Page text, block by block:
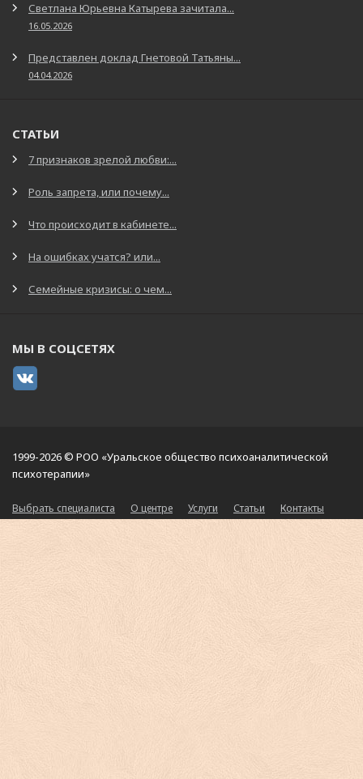
Светлана Юрьевна Катырева зачитала...
16.05.2026
Представлен доклад Гнетовой Татьяны...
04.04.2026
СТАТЬИ
7 признаков зрелой любви:...
Роль запрета, или почему...
Что происходит в кабинете...
На ошибках учатся? или...
Семейные кризисы: о чем...
МЫ В СОЦСЕТЯХ
1999-2026 © РОО «Уральское общество психоаналитической
психотерапии»
Выбрать специалиста О центре Услуги Статьи Контакты